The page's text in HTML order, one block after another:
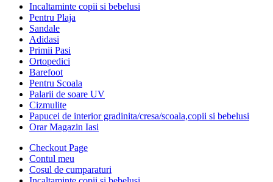
Incaltaminte copii si bebelusi
Pentru Plaja
Sandale
Adidasi
Primii Pasi
Ortopedici
Barefoot
Pentru Scoala
Palarii de soare UV
Cizmulite
Papucei de interior gradinita/cresa/scoala,copii si bebelusi
Orar Magazin Iasi
Checkout Page
Contul meu
Cosul de cumparaturi